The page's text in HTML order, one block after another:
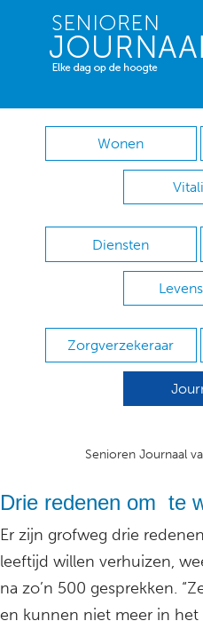
Wonen
Diensten
Zorgverzekeraar
Senioren Journaal
Drie redenen om te
Er zijn grofweg drie
leeftijd willen verhuizen,
na zo’n 500 gesprekken.
en kunnen niet meer in